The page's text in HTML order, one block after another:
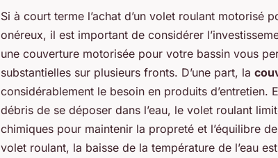
Si à court terme l’achat d’un volet roulant motorisé
onéreux, il est important de considérer
une couverture motorisée pour votre bassin vous
substantielles sur plusieurs fronts. D’une part, la
considérablement le besoin en produits d’entretien.
débris de se déposer dans l’eau, le volet roulant
chimiques pour maintenir la propreté et l’équilibre
volet roulant, la baisse de la température de l’eau